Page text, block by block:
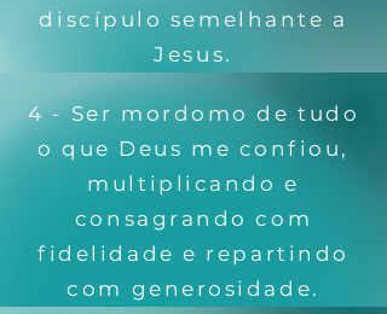
discípulo semelhante a
Jesus.
4 - Ser mordomo de tudo
o que Deus me confiou,
multiplicando e
consagrando com
fidelidade e repartindo
com generosidade.